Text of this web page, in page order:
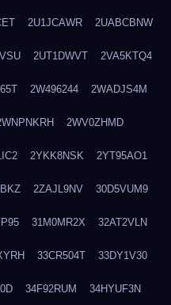
2U1JCAWR 2UABCBNW
2UT1DWVT 2VA5KTQ4
2W496244 2WADJS4M
2WV0ZHMD
2YKK8NSK 2YT95AO1
2ZAJL9NV 30D5VUM9
31M0MR2X 32AT2VLN
33CR504T 33DY1V30
34F92RUM 34HYUF3N